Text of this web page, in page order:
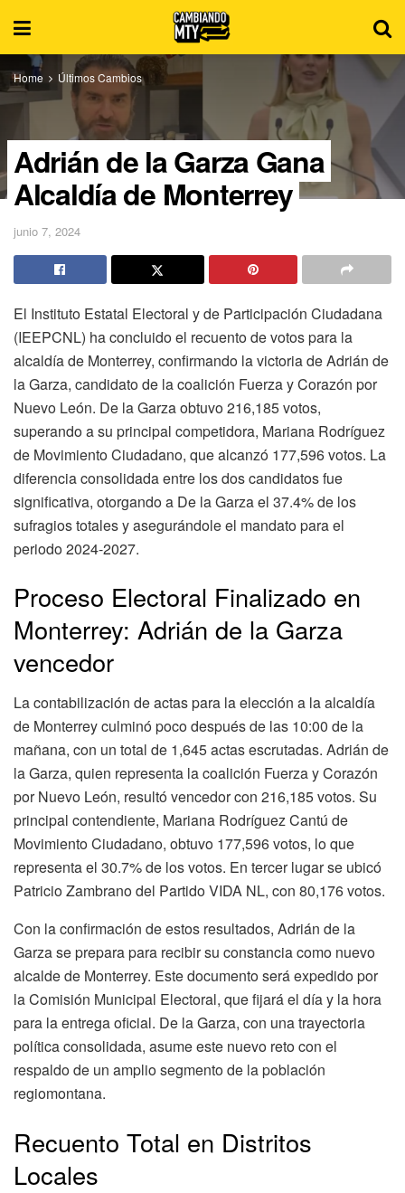
Home Últimos Cambios
Adrián de la Garza Gana
Alcaldía de Monterrey
junio 7, 2024
El Instituto Estatal Electoral y de Participación Ciudadana
(IEEPCNL) ha concluido el recuento de votos para la
alcaldía de Monterrey, confirmando la victoria de Adrián de
la Garza, candidato de la coalición Fuerza y Corazón por
Nuevo León. De la Garza obtuvo 216,185 votos,
superando a su principal competidora, Mariana Rodríguez
de Movimiento Ciudadano, que alcanzó 177,596 votos. La
diferencia consolidada entre los dos candidatos fue
significativa, otorgando a De la Garza el 37.4% de los
sufragios totales y asegurándole el mandato para el
periodo 2024-2027.
Proceso Electoral Finalizado en
Monterrey: Adrián de la Garza
vencedor
La contabilización de actas para la elección a la alcaldía
de Monterrey culminó poco después de las 10:00 de la
mañana, con un total de 1,645 actas escrutadas. Adrián de
la Garza, quien representa la coalición Fuerza y Corazón
por Nuevo León, resultó vencedor con 216,185 votos. Su
principal contendiente, Mariana Rodríguez Cantú de
Movimiento Ciudadano, obtuvo 177,596 votos, lo que
representa el 30.7% de los votos. En tercer lugar se ubicó
Patricio Zambrano del Partido VIDA NL, con 80,176 votos.
Con la confirmación de estos resultados, Adrián de la
Garza se prepara para recibir su constancia como nuevo
alcalde de Monterrey. Este documento será expedido por
la Comisión Municipal Electoral, que fijará el día y la hora
para la entrega oficial. De la Garza, con una trayectoria
política consolidada, asume este nuevo reto con el
respaldo de un amplio segmento de la población
regiomontana.
Recuento Total en Distritos
Locales